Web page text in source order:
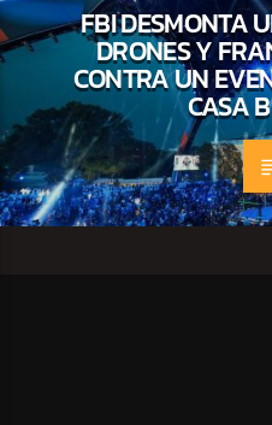
FBI DESMONTA
DRONES Y
CONTRA UN
CASA